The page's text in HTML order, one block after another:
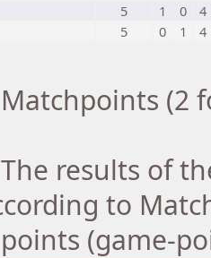
5 1 0
4
5 0 1 4
(2
results of
to
(game-